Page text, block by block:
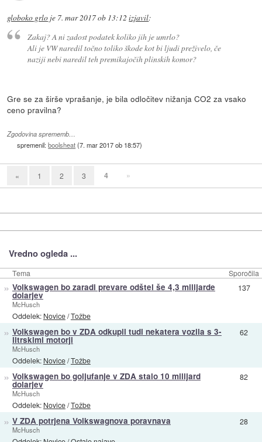
globoko grlo je 7. mar 2017 ob 13:12 izjavil:
Zakaj? A ni zadost podatek koliko jih je umrlo?
Ali je VW naredil točno toliko škode kot bi ljudi preživelo, če
naziji nebi naredil teh premikajočih plinskih komor?
Gre se za širše vprašanje, je bila odločitev nižanja CO2 za vsako
ceno pravilna?
Zgodovina sprememb…
spremenil:boolsheat(7. mar 2017 ob 18:57)
« 1 2 3 4 »
Vredno ogleda ...
Tema Sporočila
» Volkswagen bo zaradi prevare odštel še 4,3 milijarde
dolarjev
McHusch
Oddelek: Novice/Tožbe
137
» Volkswagen bo v ZDA odkupil tudi nekatera vozila s 3-
litrskimi motorji
McHusch
Oddelek: Novice/Tožbe
62
» Volkswagen bo goljufanje v ZDA stalo 10 milijard
dolarjev
McHusch
Oddelek: Novice/Tožbe
82
» V ZDA potrjena Volkswagnova poravnava
McHusch
28